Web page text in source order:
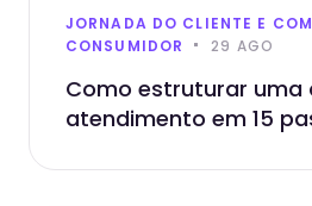
JORNADA DO CLIENTE E
CONSUMIDOR
29 AGO
Como estruturar uma
atendimento em 15